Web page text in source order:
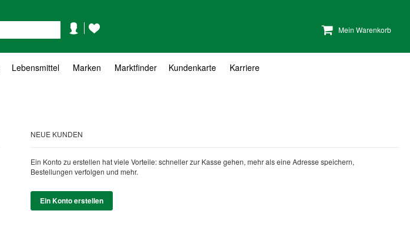
Mein Warenkorb
KontoWunschzettel
Lebensmittel Marken Marktfinder Kundenkarte Karriere
NEUE KUNDEN
Ein Konto zu erstellen hat viele Vorteile: schneller zur Kasse gehen, mehr als eine Adresse speichern,
Bestellungen verfolgen und mehr.
Ein Konto erstellen